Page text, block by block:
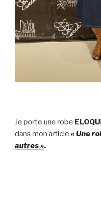
Je porte une robe
dans mon article « Une
autres ».